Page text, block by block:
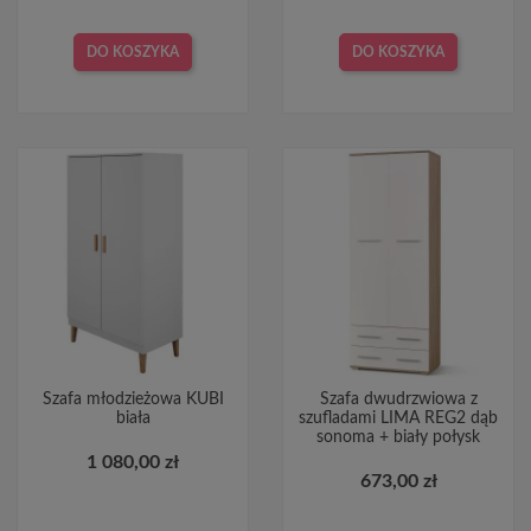
DO KOSZYKA DO KOSZYKA
Szafa młodzieżowa KUBI
biała
1 080,00 zł
Szafa dwudrzwiowa z
szufladami LIMA REG2 dąb
sonoma + biały połysk
673,00 zł